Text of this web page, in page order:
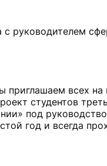
с руководителем
приглашаем всех
студентов
под
год и всегда